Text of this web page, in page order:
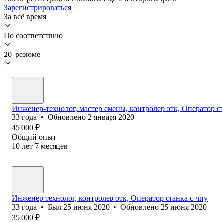
Зарегистрироваться
За всё время
По соответствию
20 резюме
Инженер-технолог, мастер смены, контролер отк, Оператор
33 года • Обновлено 2 января 2020
45 000 ₽
Общий опыт
10 лет 7 месяцев
Инженер технолог, контролер отк, Оператор станка с чпу
33 года • Был 25 июня 2020 • Обновлено 25 июня 2020
35 000 ₽